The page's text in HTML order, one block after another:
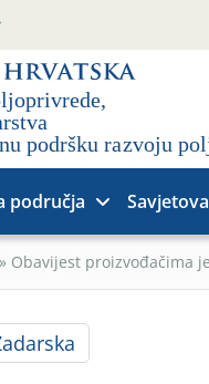
područja
» Obavijest proizvođačima